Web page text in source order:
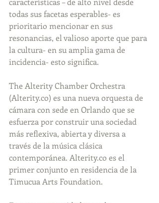
todas sus facetas esperables- es
prioritario mencionar en sus
resonancias, el valioso aporte que para
la cultura- en su amplia gama de
incidencia- esto significa.
The Alterity Chamber Orchestra
(Alterity.co) es una nueva orquesta de
cámara con sede en Orlando que se
esfuerza por construir una sociedad
más reflexiva, abierta y diversa a
través de la música clásica
contemporánea. Alterity.co es el
primer conjunto en residencia de la
Timucua Arts Foundation.